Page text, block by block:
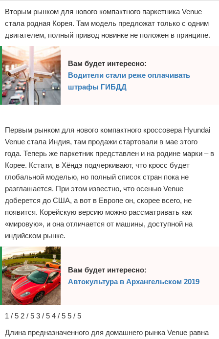
Вторым рынком для нового компактного паркетника Venue
стала родная Корея. Там модель предложат только с одним
двигателем, полный привод новинке не положен в принципе.
Вам будет интересно:
Водители стали реже оплачивать
штрафы ГИБДД
Первым рынком для нового компактного кроссовера Hyundai
Venue стала Индия, там продажи стартовали в мае этого
года. Теперь же паркетник представлен и на родине марки – в
Корее. Кстати, в Хёндэ подчеркивают, что кросс будет
глобальной моделью, но полный список стран пока не
разглашается. При этом известно, что осенью Venue
доберется до США, а вот в Европе он, скорее всего, не
появится. Корейскую версию можно рассматривать как
«мировую», и она отличается от машины, доступной на
индийском рынке.
Вам будет интересно:
Автокультура в Архангельском 2019
1 / 5 2 / 5 3 / 5 4 / 5 5 / 5
Длина предназначенного для домашнего рынка Venue равна